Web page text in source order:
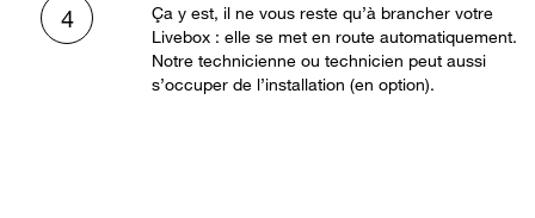
4
Ça y est, il ne vous reste qu’à brancher votre
Livebox : elle se met en route automatiquement.
Notre technicienne ou technicien peut aussi
s’occuper de l’installation (en option).